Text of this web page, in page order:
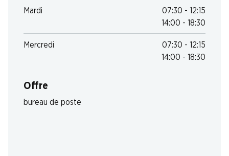
Mardi
07:30 - 12:15
14:00 - 18:30
Mercredi
07:30 - 12:15
14:00 - 18:30
Offre
bureau de poste